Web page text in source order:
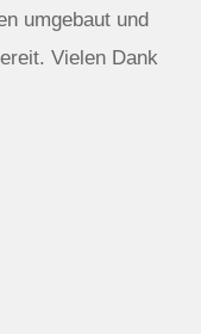
umgebaut und
Vielen Dank